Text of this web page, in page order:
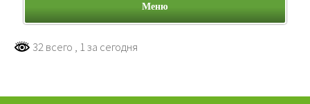
Меню
32 всего , 1 за сегодня